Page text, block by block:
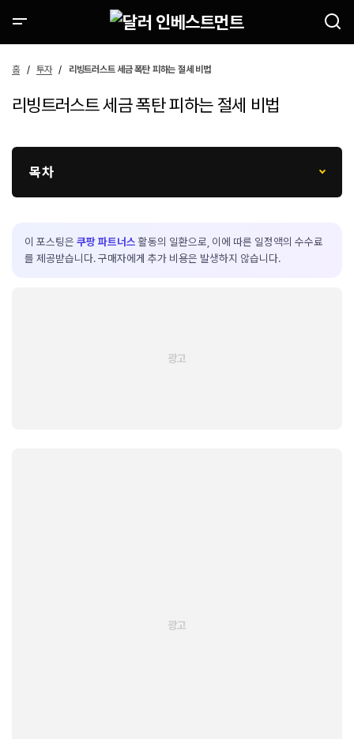
홈 투자 리빙트러스트 세금 폭탄 피하는 절세 비법
리빙트러스트 세금 폭탄 피하는 절세 비법
목차
이 포스팅은 쿠팡 파트너스 활동의 일환으로, 이에 따른 일정액의 수수료
를 제공받습니다. 구매자에게 추가 비용은 발생하지 않습니다.